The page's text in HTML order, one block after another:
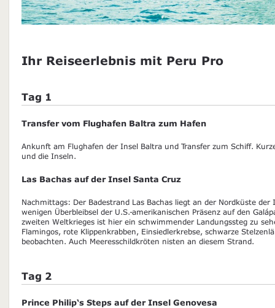
Ihr Reiseerlebnis mit Peru Pro
Tag 1
Transfer vom Flughafen Baltra zum Hafen
Ankunft am Flughafen der Insel Baltra und Transfer zum Schiff.
und die Inseln.
Las Bachas auf der Insel Santa Cruz
Nachmittags: Der Badestrand Las Bachas liegt an der Nordküste der
wenigen Überbleibsel der U.S.-amerikanischen Präsenz auf den
zweiten Weltkrieges ist hier ein schwimmender Landungssteg zu
Flamingos, rote Klippenkrabben, Einsiedlerkrebse, schwarze
beobachten. Auch Meeresschildkröten nisten an diesem Strand.
Tag 2
Prince Philip‘s Steps auf der Insel Genovesa